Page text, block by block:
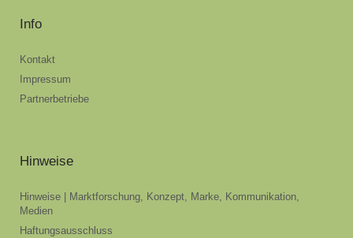
Info
Kontakt
Impressum
Partnerbetriebe
Hinweise
Hinweise | Marktforschung, Konzept, Marke, Kommunikation,
Medien
Haftungsausschluss